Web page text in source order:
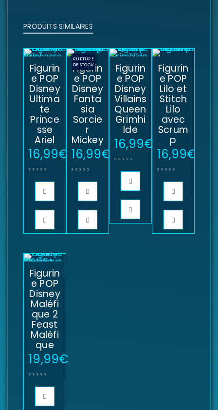
PRODUITS SIMILAIRES
Figurin
e POP
Disney
Ultima
te
Prince
sse
Ariel
16,99€
RUPTURE
DE STOCK
Figurin
e POP
Disney
Fanta
sia
Sorcie
r
Mickey
16,99€
Figurin
e POP
Disney
Villains
Queen
Grimhi
lde
16,99€
Figurin
e POP
Lilo et
Stitch
Lilo
avec
Scrum
p
16,99€
Figurin
e POP
Disney
Maléfi
que 2
Feast
Maléfi
que
19,99€